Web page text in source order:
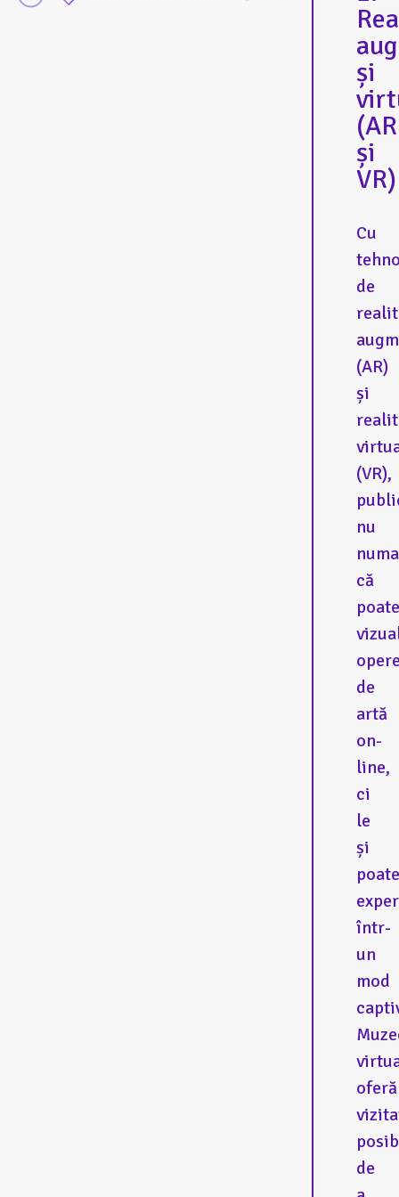
și
(AR
și
VR)
Cu
de
(AR)
și
(VR),
nu
că
poate
de
artă
on-
line,
ci
le
și
poate
într-
un
mod
oferă
de